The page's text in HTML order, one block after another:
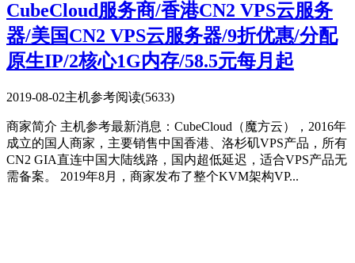
CubeCloud服务商/香港CN2 VPS云服务
器/美国CN2 VPS云服务器/9折优惠/分配
原生IP/2核心1G内存/58.5元每月起
2019-08-02主机参考阅读(5633)
商家简介 主机参考最新消息：CubeCloud（魔方云），2016年
成立的国人商家，主要销售中国香港、洛杉矶VPS产品，所有
CN2 GIA直连中国大陆线路，国内超低延迟，适合VPS产品无
需备案。 2019年8月，商家发布了整个KVM架构VP...